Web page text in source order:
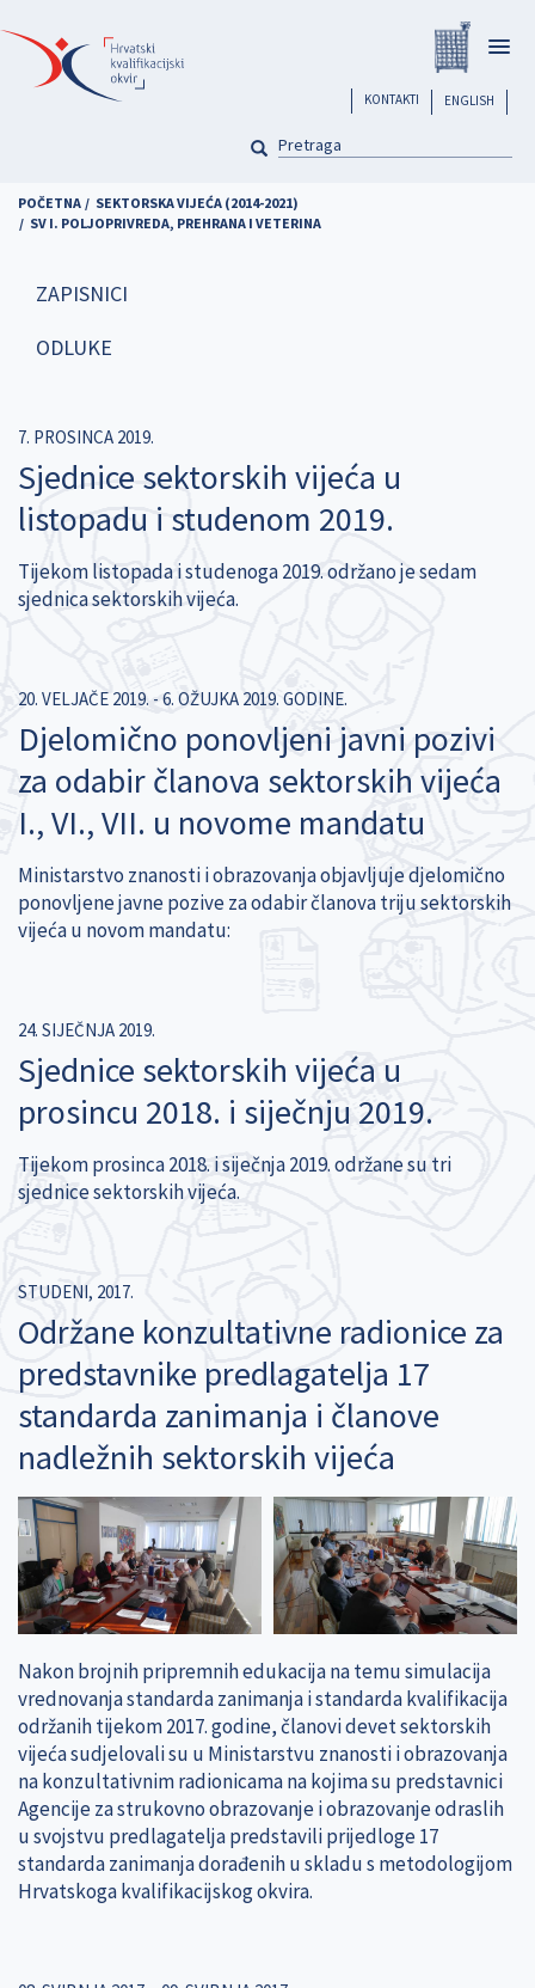
na
glavni
sadržaj
ENGLISH
header
KONTAKTI
PRETRAGA
POČETNA
SEKTORSKA VIJEĆA (2014-2021)
SV I. POLJOPRIVREDA, PREHRANA I VETERINA
ZAPISNICI
ODLUKE
7. PROSINCA 2019.
Sjednice sektorskih vijeća u
listopadu i studenom 2019.
Tijekom listopada i studenoga 2019. održano je sedam
sjednica sektorskih vijeća.
20. VELJAČE 2019. - 6. OŽUJKA 2019. GODINE.
Djelomično ponovljeni javni pozivi
za odabir članova sektorskih vijeća
I., VI., VII. u novome mandatu
Ministarstvo znanosti i obrazovanja objavljuje djelomično
ponovljene javne pozive za odabir članova triju sektorskih
vijeća u novom mandatu:
24. SIJEČNJA 2019.
Sjednice sektorskih vijeća u
prosincu 2018. i siječnju 2019.
Tijekom prosinca 2018. i siječnja 2019. održane su tri
sjednice sektorskih vijeća.
STUDENI, 2017.
Održane konzultativne radionice za
predstavnike predlagatelja 17
standarda zanimanja i članove
nadležnih sektorskih vijeća
Nakon brojnih pripremnih edukacija na temu simulacija
vrednovanja standarda zanimanja i standarda kvalifikacija
održanih tijekom 2017. godine, članovi devet sektorskih
vijeća sudjelovali su u Ministarstvu znanosti i obrazovanja
na konzultativnim radionicama na kojima su predstavnici
Agencije za strukovno obrazovanje i obrazovanje odraslih
u svojstvu predlagatelja predstavili prijedloge 17
standarda zanimanja dorađenih u skladu s metodologijom
Hrvatskoga kvalifikacijskog okvira.